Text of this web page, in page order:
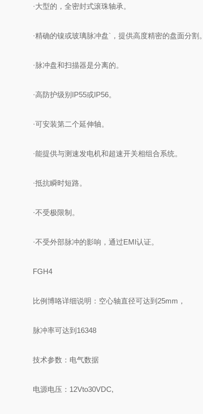
·大型的，全密封式滚珠轴承。
·精确的镍或玻璃脉冲盘`，提供高度精密的盘面分割。
·脉冲盘和扫描器是分离的。
·高防护级别IP55或IP56。
·可安装第二个延伸轴。
·能提供与测速发电机和超速开关相组合系统。
·抵抗瞬时短路。
·不受极限制。
·不受外部脉冲的影响，通过EMI认证。
FGH4
比例博咯详细说明：空心轴直径可达到25mm，
脉冲率可达到16348
技术参数：电气数据
电源电压：12Vto30VDC,